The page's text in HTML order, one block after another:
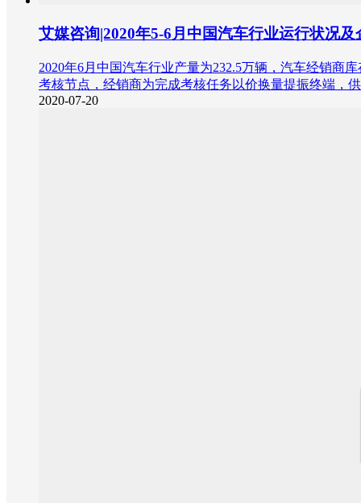
艾媒咨询|2020年5-6月中国汽车行业运行状况
2020年6月中国汽车行业产量为232.5万辆，汽车经销商
考核节点，经销商为完成考核任务以价换量提振终端，
2020-07-20